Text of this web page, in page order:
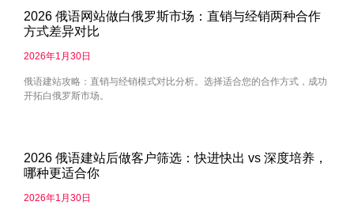
2026 俄语网站做白俄罗斯市场：直销与经销两种合作
方式差异对比
2026年1月30日
俄语建站攻略：直销与经销模式对比分析。选择适合您的合作方式，成功
开拓白俄罗斯市场。
2026 俄语建站后做客户筛选：快进快出 vs 深度培养，
哪种更适合你
2026年1月30日